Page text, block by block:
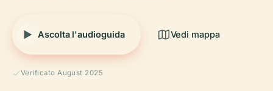
Ascolta l'audioguida Vedi mappa
Verificato August 2025